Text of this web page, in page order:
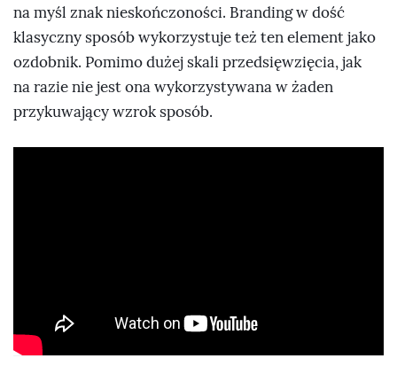
na myśl znak nieskończoności. Branding w dość
klasyczny sposób wykorzystuje też ten element jako
ozdobnik. Pomimo dużej skali przedsięwzięcia, jak
na razie nie jest ona wykorzystywana w żaden
przykuwający wzrok sposób.